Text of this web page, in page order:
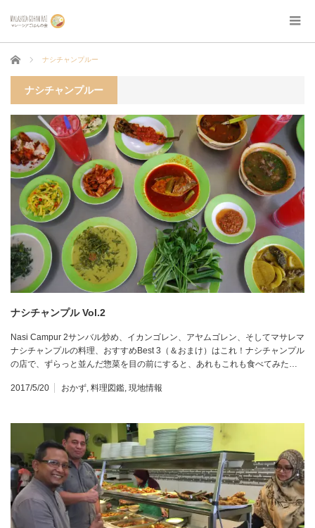
ホーム ナシチャンプルー
ナシチャンプルー
ナシチャンプル Vol.2
Nasi Campur 2サンバル炒め、イカンゴレン、アヤムゴレン、そしてマサレマ
ナシチャンプルの料理、おすすめBest 3（＆おまけ）はこれ！ナシチャンプル
の店で、ずらっと並んだ惣菜を目の前にすると、あれもこれも食べてみた…
2017/5/20 おかず, 料理図鑑, 現地情報